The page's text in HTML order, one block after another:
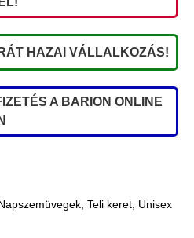
HAZAI VÁLLALKOZÁS!
A BARION ONLINE
Teli keret Unisex